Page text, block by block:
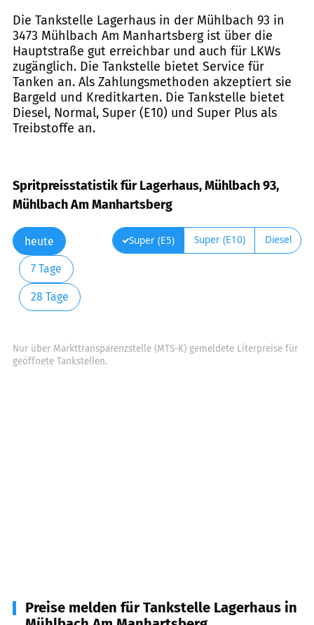
Die Tankstelle Lagerhaus in der Mühlbach 93 in
3473 Mühlbach Am Manhartsberg ist über die
Hauptstraße gut erreichbar und auch für LKWs
zugänglich. Die Tankstelle bietet Service für
Tanken an. Als Zahlungsmethoden akzeptiert sie
Bargeld und Kreditkarten. Die Tankstelle bietet
Diesel, Normal, Super (E10) und Super Plus als
Treibstoffe an.
Spritpreisstatistik für Lagerhaus, Mühlbach 93,
Mühlbach Am Manhartsberg
heute
7 Tage
28 Tage
Super (E5) Super (E10) Diesel
Nur über Markttransparenzstelle (MTS-K) gemeldete Literpreise für
geöffnete Tankstellen.
Preise melden für Tankstelle Lagerhaus in